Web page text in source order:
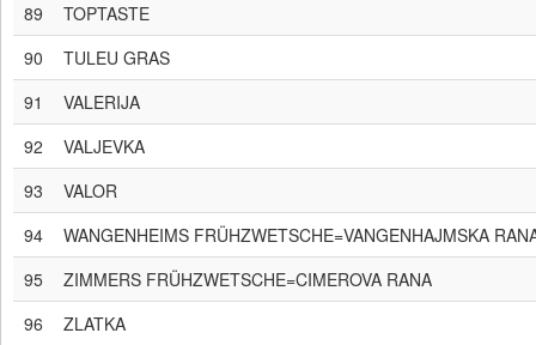
89
TOPTASTE
90
TULEU GRAS
91
VALERIJA
92
VALJEVKA
93
VALOR
94
WANGENHEIMS FRÜHZWETSCHE=VANGENHAJMSKA
95
ZIMMERS FRÜHZWETSCHE=CIMEROVA RANA
96
ZLATKA